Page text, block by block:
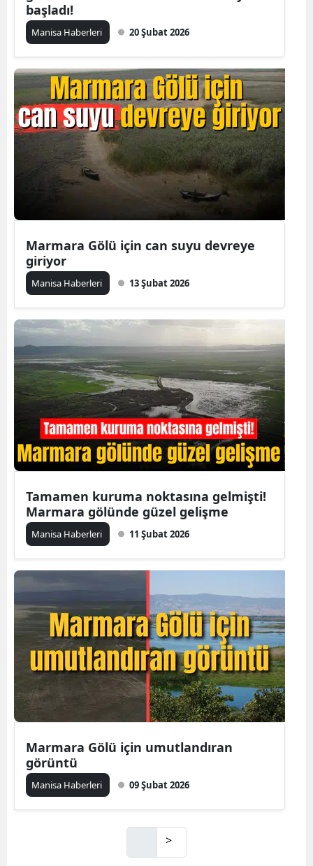
başladı!
Manisa Haberleri 20 Şubat 2026
Marmara Gölü için can suyu devreye
giriyor
Manisa Haberleri 13 Şubat 2026
Tamamen kuruma noktasına gelmişti!
Marmara gölünde güzel gelişme
Manisa Haberleri 11 Şubat 2026
Marmara Gölü için umutlandıran
görüntü
Manisa Haberleri 09 Şubat 2026
>